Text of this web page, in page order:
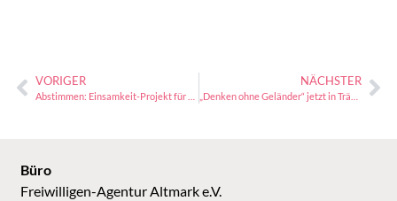
VORIGER NÄCHSTER
Büro
Freiwilligen-Agentur Altmark e.V.